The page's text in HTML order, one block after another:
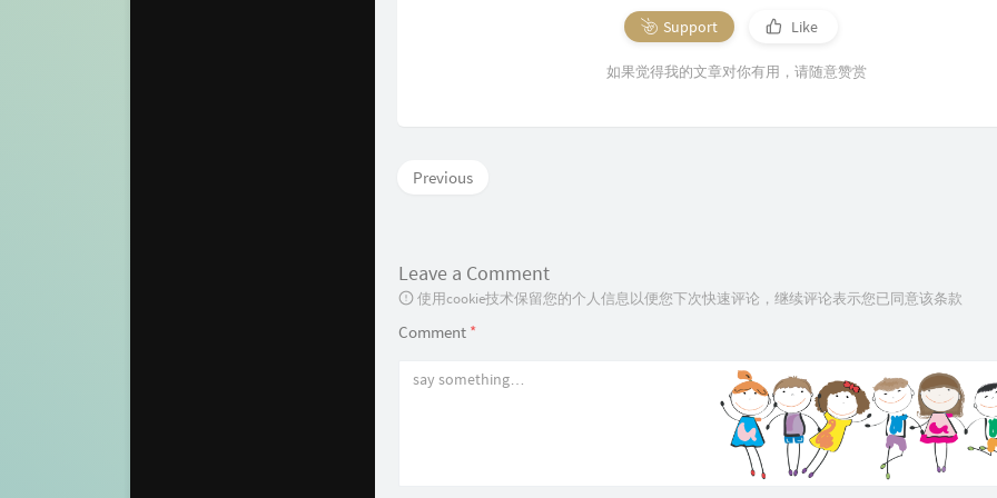
Support Like
如果觉得我的文章对你有用，请随意赞赏
Previous
Leave a Comment
使用cookie技术保留您的个人信息以便您下次快速评论，继续评论表示您已同意该条款
Comment *